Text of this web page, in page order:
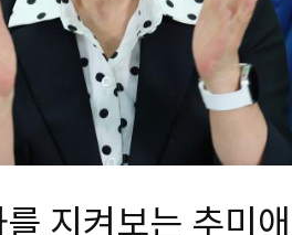
지켜보는 추미